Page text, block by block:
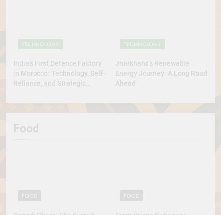
TECHNOLOGY
India’s First Defence Factory
in Morocco: Technology, Self-
Reliance, and Strategic
TECHNOLOGY
Jharkhand’s Renewable
Energy Journey: A Long Road
Ahead
Food